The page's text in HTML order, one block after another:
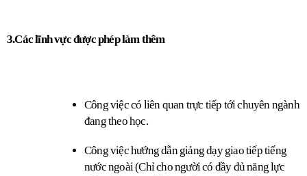
3.Các lĩnh vực được phép làm thêm
Công việc có liên quan trực tiếp tới chuyên ngành
đang theo học.
Công việc hướng dẫn giảng dạy giao tiếp tiếng
nước ngoài (Chỉ cho người có đầy đủ năng lực